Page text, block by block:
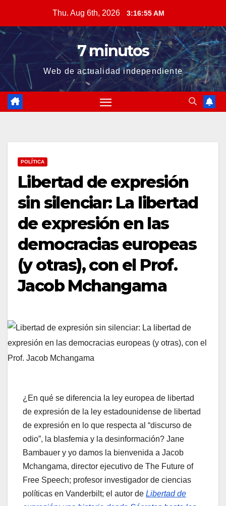
content
Thu. Aug 6th, 2026 3:16:56 AM
7 minutos
Web de actualidad independiente
POLÍTICA
Libertad de expresión
sin silenciar: La libertad
de expresión en las
democracias europeas
(y otras), con el Prof.
Jacob Mchangama
¿En qué se diferencia la ley europea de libertad
de expresión de la ley estadounidense de libertad
de expresión en lo que respecta al “discurso de
odio”, la blasfemia y la desinformación? Jane
Bambauer y yo damos la bienvenida a Jacob
Mchangama, director ejecutivo de The Future of
Free Speech; profesor investigador de ciencias
políticas en Vanderbilt; el autor de Libertad de